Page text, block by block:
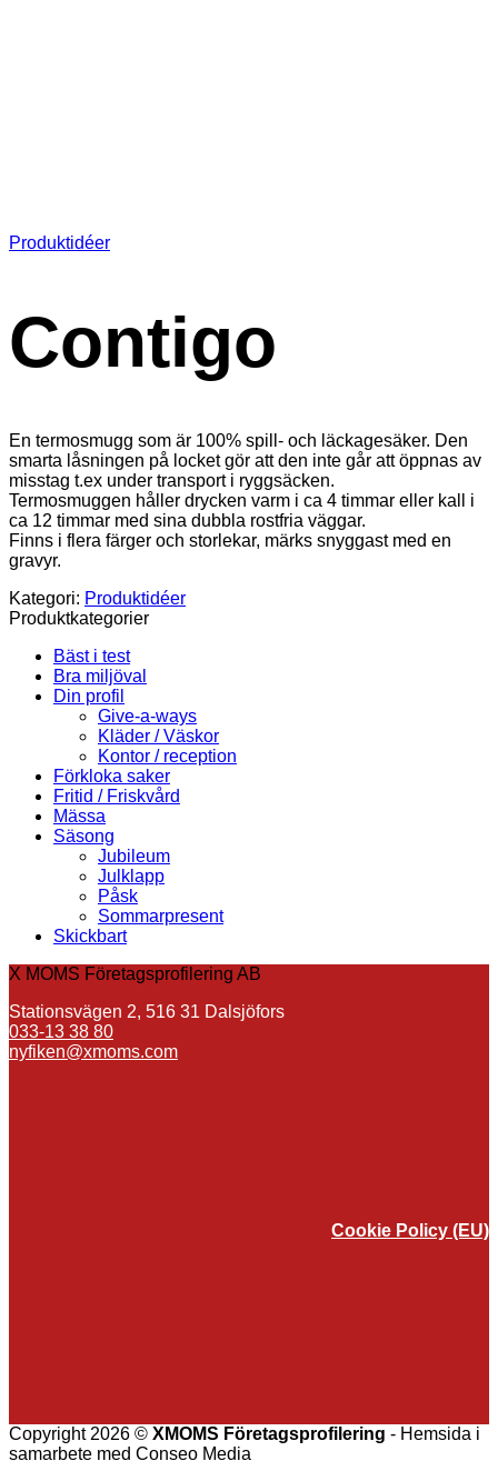
Produktidéer
Contigo
En termosmugg som är 100% spill- och läckagesäker. Den
smarta låsningen på locket gör att den inte går att öppnas av
misstag t.ex under transport i ryggsäcken.
Termosmuggen håller drycken varm i ca 4 timmar eller kall i
ca 12 timmar med sina dubbla rostfria väggar.
Finns i flera färger och storlekar, märks snyggast med en
gravyr.
Kategori: Produktidéer
Produktkategorier
Bäst i test
Bra miljöval
Din profil
Give-a-ways
Kläder / Väskor
Kontor / reception
Förkloka saker
Fritid / Friskvård
Mässa
Säsong
Jubileum
Julklapp
Påsk
Sommarpresent
Skickbart
X MOMS Företagsprofilering AB
Stationsvägen 2, 516 31 Dalsjöfors
033-13 38 80
nyfiken@xmoms.com
Cookie Policy (EU)
Copyright 2026 © XMOMS Företagsprofilering - Hemsida i
samarbete med Conseo Media